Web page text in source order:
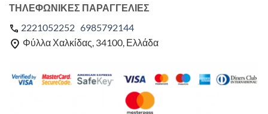
ΤΗΛΕΦΩΝΙΚΕΣ ΠΑΡΑΓΓΕΛΙΕΣ
2221052252 6985792144
Φύλλα Χαλκίδας, 34100, Ελλάδα